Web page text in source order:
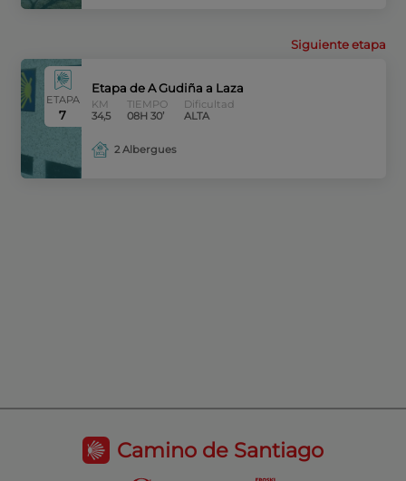
Siguiente etapa
ETAPA
7
Etapa de A Gudiña a Laza
KM
34,5
TIEMPO
08H 30’
Dificultad
ALTA
2 Albergues
Camino de Santiago